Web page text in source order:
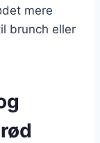
mere
brunch eller